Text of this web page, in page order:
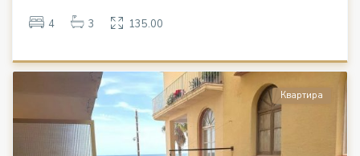
4 3 135.00
Квартира